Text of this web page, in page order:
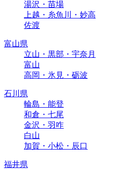
湯沢・苗場
上越・糸魚川・妙高
佐渡
富山県
立山・黒部・宇奈月
富山
高岡・氷見・砺波
石川県
輪島・能登
和倉・七尾
金沢・羽咋
白山
加賀・小松・辰口
福井県